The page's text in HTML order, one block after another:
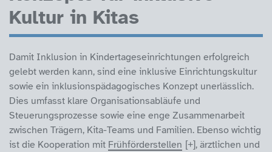
Kultur in Kitas
Damit Inklusion in Kindertageseinrichtungen erfolgreich
gelebt werden kann, sind eine inklusive Einrichtungskultur
sowie ein inklusionspädagogisches Konzept unerlässlich.
Dies umfasst klare Organisationsabläufe und
Steuerungsprozesse sowie eine enge Zusammenarbeit
zwischen Trägern, Kita-Teams und Familien. Ebenso wichtig
ist die Kooperation mit Frühförderstellen
, ärztlichen und